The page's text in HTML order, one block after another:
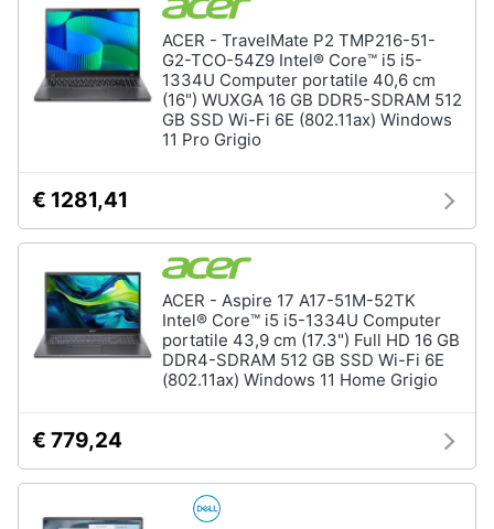
ACER - TravelMate P2 TMP216-51-
G2-TCO-54Z9 Intel® Core™ i5 i5-
1334U Computer portatile 40,6 cm
(16") WUXGA 16 GB DDR5-SDRAM 512
GB SSD Wi-Fi 6E (802.11ax) Windows
11 Pro Grigio
€ 1281,41
ACER - Aspire 17 A17-51M-52TK
Intel® Core™ i5 i5-1334U Computer
portatile 43,9 cm (17.3") Full HD 16 GB
DDR4-SDRAM 512 GB SSD Wi-Fi 6E
(802.11ax) Windows 11 Home Grigio
€ 779,24